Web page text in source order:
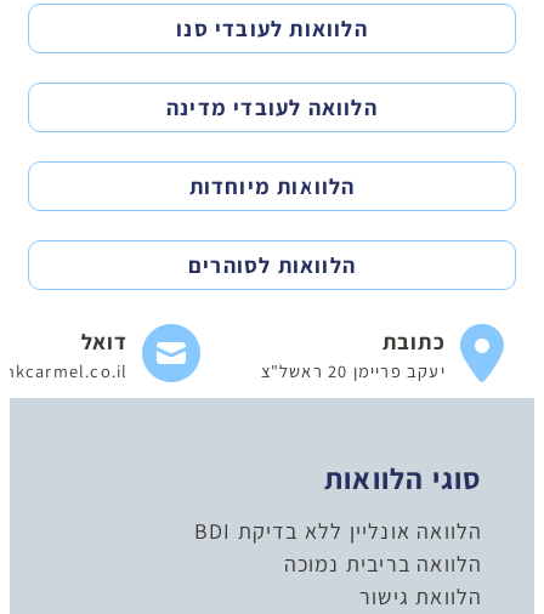
הלוואות לעובדי סנו
הלוואה לעובדי מדינה
הלוואות מיוחדות
הלוואות לסוהרים
כתובת
יעקב פריימן 20 ראשל"צ
דואל
סוגי הלוואות
הלוואה אונליין ללא בדיקת BDI
הלוואה בריבית נמוכה
הלוואת גישור